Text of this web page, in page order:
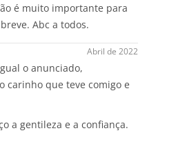
é muito importante para
Abc a todos.
Abril de 2022
o anunciado,
carinho que teve comigo e
a gentileza e a confiança.